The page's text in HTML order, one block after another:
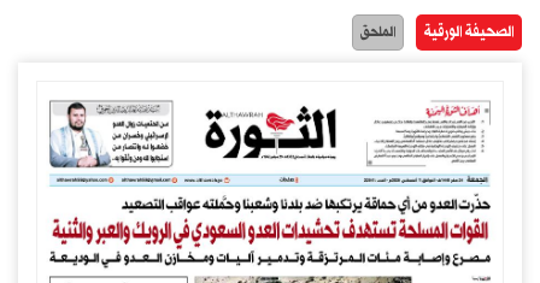
الصحيفة الورقية الملحق